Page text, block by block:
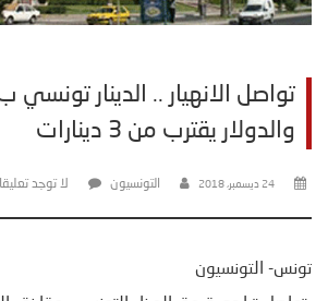
والدولار يقترب من 3 دينارات
24 ديسمبر، 2018 التونسيون لا توجد
تونس- التونسيون